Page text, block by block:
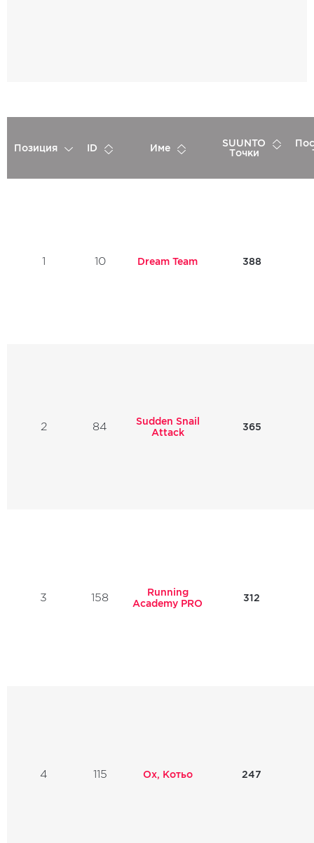
Позиция ID Име
SUUNTO
Точки
1 10 Dream Team 388
2 84
Sudden Snail
Attack
365
3 158
Running
Academy PRO
312
4 115 Ох, Котьо 247